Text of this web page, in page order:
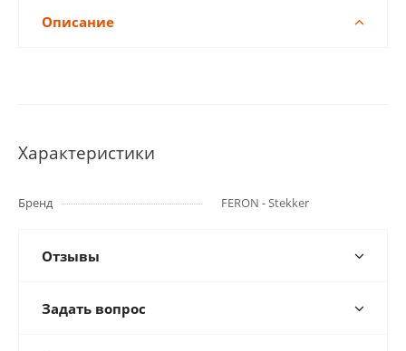
Описание
Характеристики
Бренд FERON - Stekker
Отзывы
Задать вопрос